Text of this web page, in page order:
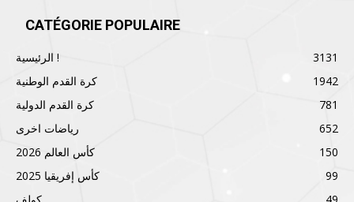
CATÉGORIE POPULAIRE
الرئيسية !
3131
كرة القدم الوطنية
1942
كرة القدم الدولية
781
رياضات اخرى
652
كأس العالم 2026
150
كأس إفريقيا 2025
99